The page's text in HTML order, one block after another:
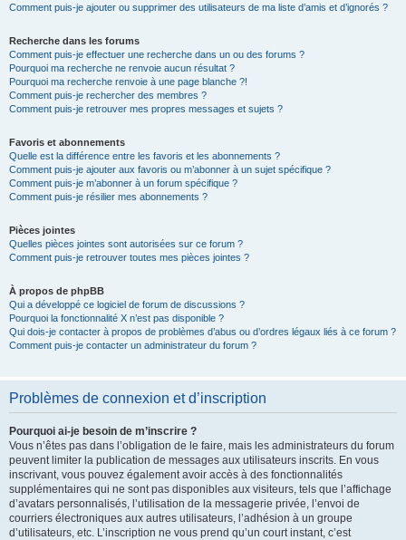
Comment puis-je ajouter ou supprimer des utilisateurs de ma liste d’amis et d’ignorés ?
Recherche dans les forums
Comment puis-je effectuer une recherche dans un ou des forums ?
Pourquoi ma recherche ne renvoie aucun résultat ?
Pourquoi ma recherche renvoie à une page blanche ?!
Comment puis-je rechercher des membres ?
Comment puis-je retrouver mes propres messages et sujets ?
Favoris et abonnements
Quelle est la différence entre les favoris et les abonnements ?
Comment puis-je ajouter aux favoris ou m’abonner à un sujet spécifique ?
Comment puis-je m’abonner à un forum spécifique ?
Comment puis-je résilier mes abonnements ?
Pièces jointes
Quelles pièces jointes sont autorisées sur ce forum ?
Comment puis-je retrouver toutes mes pièces jointes ?
À propos de phpBB
Qui a développé ce logiciel de forum de discussions ?
Pourquoi la fonctionnalité X n’est pas disponible ?
Qui dois-je contacter à propos de problèmes d’abus ou d’ordres légaux liés à ce forum ?
Comment puis-je contacter un administrateur du forum ?
Problèmes de connexion et d’inscription
Pourquoi ai-je besoin de m’inscrire ?
Vous n’êtes pas dans l’obligation de le faire, mais les administrateurs du forum
peuvent limiter la publication de messages aux utilisateurs inscrits. En vous
inscrivant, vous pouvez également avoir accès à des fonctionnalités
supplémentaires qui ne sont pas disponibles aux visiteurs, tels que l’affichage
d’avatars personnalisés, l’utilisation de la messagerie privée, l’envoi de
courriers électroniques aux autres utilisateurs, l’adhésion à un groupe
d’utilisateurs, etc. L’inscription ne vous prend qu’un court instant, c’est